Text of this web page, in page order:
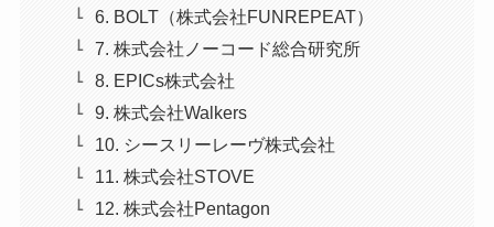
6. BOLT（株式会社FUNREPEAT）
7. 株式会社ノーコード総合研究所
8. EPICs株式会社
9. 株式会社Walkers
10. シースリーレーヴ株式会社
11. 株式会社STOVE
12. 株式会社Pentagon